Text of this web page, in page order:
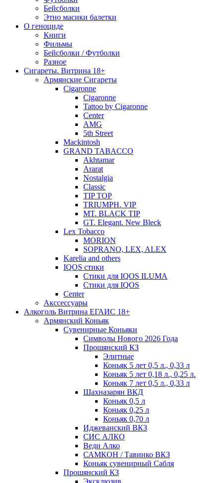
Бейсболки
Этно масики балетки
О геноциде
Книги
Фильмы
Бейсболки / Футболки
Разное
Сигареты. Витрина 18+
Армянские Сигареты
Cigaronne
Cigaronne
Tattoo by Cigaronne
Center
AMG
5th Street
Mackintosh
GRAND TABACCO
Akhtamar
Ararat
Nostalgia
Classic
TIP TOP
TRIUMPH. VIP
MT. BLACK TIP
GT. Elegant. New Bleck
Lex Tobacco
MORION
SOPRANO, LEX, ALEX
Karelia and others
IQOS стики
Стики для IQOS ILUMA
Стики для IQOS
Сenter
Акссессуары
Алкоголь Витрина ЕГАИС 18+
Армянский Коньяк
Сувенирные Коньяки
Символы Нового 2026 Года
Прошянский КЗ
Элитные
Коньяк 5 лет 0,5 л., 0,33 л
Коньяк 5 лет 0,18 л., 0,25 л.
Коньяк 7 лет 0,5 л., 0,33 л
Шахназарян ВКД
Коньяк 0,5 л
Коньяк 0,25 л
Коньяк 0,70 л
Иджеванский ВКЗ
СИС АЛКО
Веди Алко
САМКОН / Тавинко ВКЗ
Коньяк сувенирный Сабля
Прошянский КЗ
Эксклюзив